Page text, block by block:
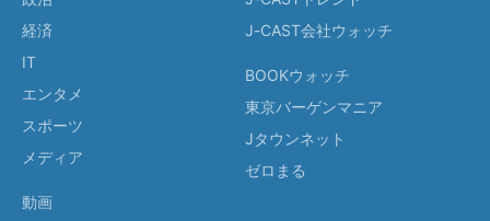
経済
IT
エンタメ
スポーツ
メディア
動画
J-CAST会社ウォッチ
BOOKウォッチ
東京バーゲンマニア
Jタウンネット
ゼロまる